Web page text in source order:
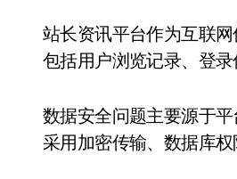
站长资讯平台作为互联网信息传播的重要渠道，汇聚了大量用户数据和网站运营信息。这些数据
包括用户浏览记录、登
数据安全问题主要源于
采用加密传输、数据库